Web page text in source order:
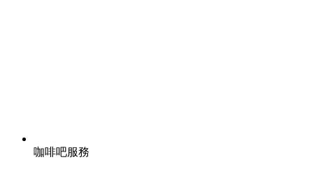
咖啡吧服務